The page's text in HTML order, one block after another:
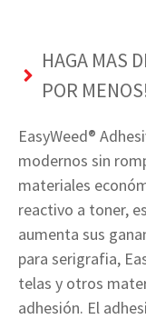
HAGA MAS
POR
EasyWeed®
modernos sin
materiales
reactivo a toner,
aumenta sus
para serigrafia,
telas y otros
adhesión. El